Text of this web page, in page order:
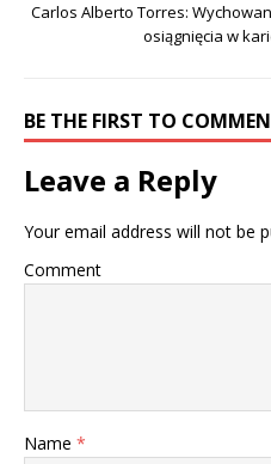
Carlos Alberto Torres:
osiągnięcia w
BE THE FIRST TO
Leave a Reply
Your email address will not be
Comment
Name *